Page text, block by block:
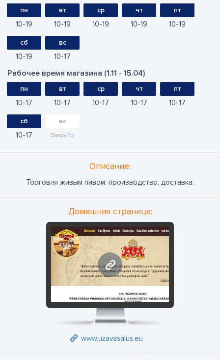
пн
10 19
вт
10 19
ср
10 19
чт
10 19
пт
10 19
сб
10 19
вс
10 17
Рабочее время магазина (1.11 - 15.04)
пн
10 17
вт
10 17
ср
10 17
чт
10 17
пт
10 17
сб
10 17
вс
Закрыто
Oписание:
Торговля живым пивом, производство, доставка.
Домашняя страница:
www.uzavasalus.eu
www.uzavasalus.eu